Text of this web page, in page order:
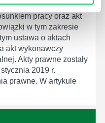
pracowniczej w
pracy oraz akt
w tym zakresie
ustawa o aktach
akt wykonawczy
Akty prawne zostały
2019 r.
prawne. W artykule